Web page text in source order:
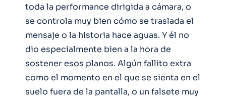
toda la performance dirigida a cámara, o
se controla muy bien cómo se traslada el
mensaje o la historia hace aguas. Y él no
dio especialmente bien a la hora de
sostener esos planos. Algún fallito extra
como el momento en el que se sienta en el
suelo fuera de la pantalla, o un falsete muy